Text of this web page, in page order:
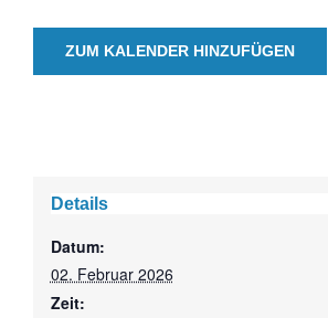
ZUM KALENDER HINZUFÜGEN
Details
Datum:
02. Februar 2026
Zeit: